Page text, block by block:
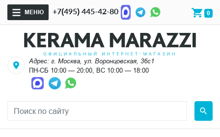
МЕНЮ +7(495) 445-42-80 0
Адрес: г. Москва, ул. Воронцовская, 36с1
ПН-СБ 10:00 — 20:00, ВС 10:00 — 18:00